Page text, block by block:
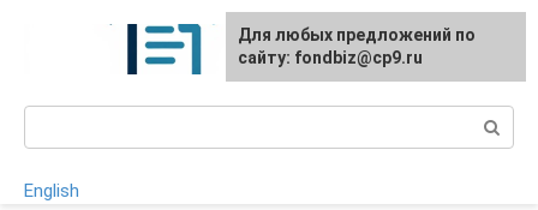
English
Для любых предложений по
сайту: fondbiz@cp9.ru